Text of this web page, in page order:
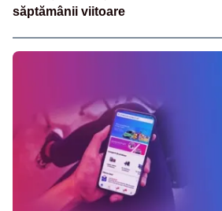
săptămânii viitoare